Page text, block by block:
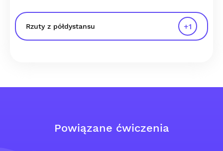
Rzuty z półdystansu +1
Powiązane ćwiczenia